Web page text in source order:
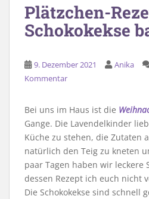
Plätzchen-
Schokokekse
9. Dezember 2021 Anika
Kommentar
Bei uns im Haus ist die
Gange. Die Lavendelkinder
Küche zu stehen, die Zutaten
natürlich den Teig zu kneten
paar Tagen haben wir leckere
dessen Rezept ich euch nicht
Die Schokokekse sind schnell